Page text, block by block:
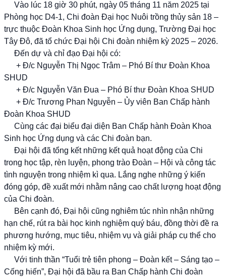
Vào lúc 18 giờ 30 phút, ngày 05 tháng 11 năm 2025 tại
Phòng học D4-1, Chi đoàn Đại học Nuôi trồng thủy sản 18 –
trực thuộc Đoàn Khoa Sinh học Ứng dụng, Trường Đại học
Tây Đô, đã tổ chức Đại hội Chi đoàn nhiệm kỳ 2025 – 2026.
Đến dự và chỉ đạo Đại hội có:
+ Đ/c Nguyễn Thị Ngọc Trâm – Phó Bí thư Đoàn Khoa
SHUD
+ Đ/c Nguyễn Văn Đua – Phó Bí thư Đoàn Khoa SHUD
+ Đ/c Trương Phan Nguyễn – Ủy viên Ban Chấp hành
Đoàn Khoa SHUD
Cùng các đại biểu đại diện Ban Chấp hành Đoàn Khoa
Sinh học Ứng dụng và các Chi đoàn bạn.
Đại hội đã tổng kết những kết quả hoạt động của Chi
trong học tập, rèn luyện, phong trào Đoàn – Hội và công tác
tình nguyện trong nhiệm kì qua. Lắng nghe những ý kiến
đóng góp, đề xuất mới nhằm nâng cao chất lượng hoạt động
của Chi đoàn.
Bên cạnh đó, Đại hội cũng nghiêm túc nhìn nhận những
hạn chế, rút ra bài học kinh nghiệm quý báu, đồng thời đề ra
phương hướng, mục tiêu, nhiệm vụ và giải pháp cụ thể cho
nhiệm kỳ mới.
Với tinh thần “Tuổi trẻ tiên phong – Đoàn kết – Sáng tạo –
Cống hiến”, Đại hội đã bầu ra Ban Chấp hành Chi đoàn